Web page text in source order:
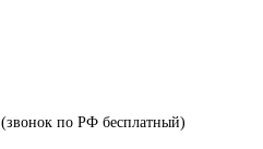
(звонок по РФ бесплатный)